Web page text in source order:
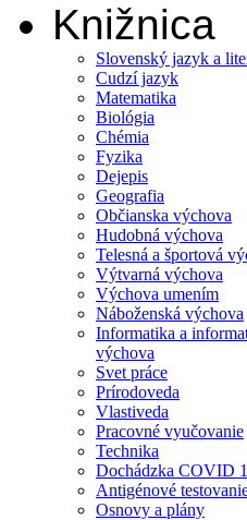
Knižnica
Slovenský jazyk a
Cudzí jazyk
Matematika
Biológia
Chémia
Fyzika
Dejepis
Geografia
Občianska výchova
Hudobná výchova
Telesná a športová
Výtvarná výchova
Výchova umením
Náboženská výchova
Informatika a
výchova
Svet práce
Prírodoveda
Vlastiveda
Pracovné vyučovanie
Technika
Dochádzka COVID
Antigénové
Osnovy a plány